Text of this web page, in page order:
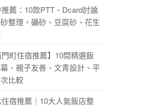
薦：10款PTT、Dcard討論
整理，礦砂、豆腐砂、花生
門町住宿推薦】10間精選飯
、親子友善、文青設計、平
比較
宿推薦｜10大人氣飯店整